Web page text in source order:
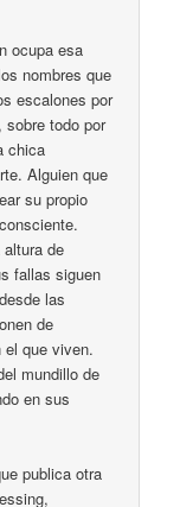
ocupa esa
nombres que
escalones por
todo por
chica
Alguien que
su propio
de
fallas siguen
las
de
que viven.
mundillo de
en sus
publica otra